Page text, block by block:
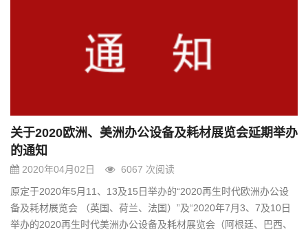
关于2020欧洲、美洲办公设备及耗材展览会延期举办
的通知
2020年04月02日
6067 次阅读
原定于2020年5月11、13及15日举办的“2020再生时代欧洲办公设
备及耗材展览会 （英国、荷兰、法国）”及“2020年7月3、7及10日
举办的2020再生时代美洲办公设备及耗材展览会（阿根廷、巴西、